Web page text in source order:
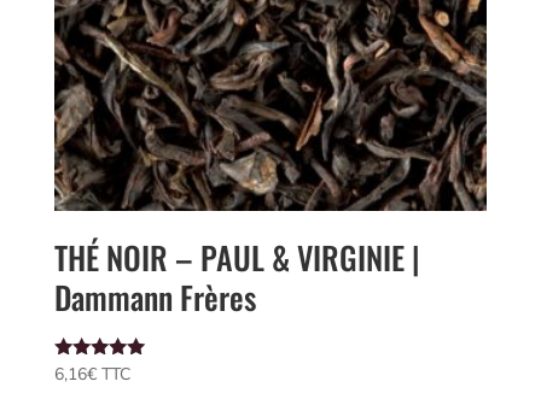
THÉ NOIR – PAUL & VIRGINIE |
Dammann Frères
Note
5.00
6,16€ TTC